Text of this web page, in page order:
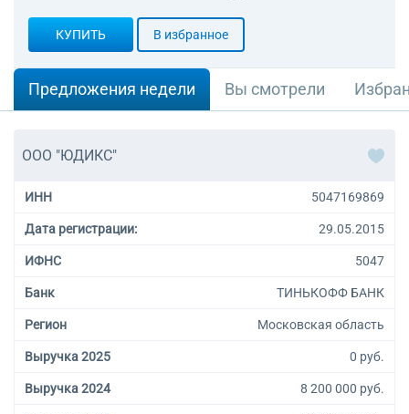
КУПИТЬ В избранное
Предложения недели Вы смотрели
ООО "ЮДИКС"
ИНН 5047169869
Дата регистрации: 29.05.2015
ИФНС 5047
Банк ТИНЬКОФФ БАНК
Регион Московская область
Выручка 2025 0 руб.
Выручка 2024 8 200 000 руб.